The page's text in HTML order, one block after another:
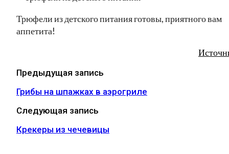
Трюфели из детского питания готовы, приятного вам
аппетита!
Предыдущая запись
Грибы на шпажках в аэрогриле
Следующая запись
Крекеры из чечевицы